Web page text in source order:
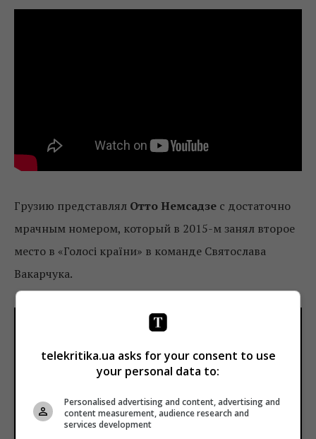
Грузию представлял Отто Немсадзе с достаточно
мрачным номером, который в 2015-м занял второе
место в «Голосі країни» в команде Святослава
Вакарчука.
telekritika.ua asks for your consent to use
your personal data to:
Personalised advertising and content, advertising and
content measurement, audience research and
services development